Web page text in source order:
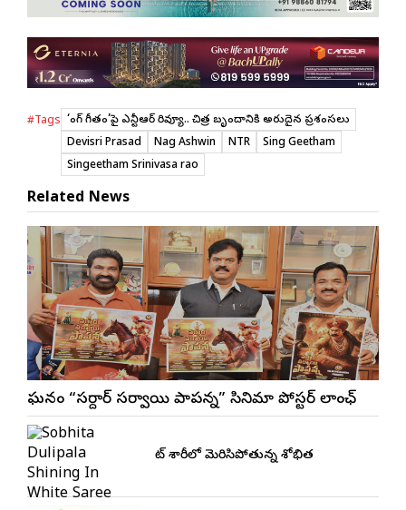
#Tags ‘సింగ్ గీతం’పై ఎన్టీఆర్ రివ్యూ.. చిత్ర బృందానికి అరుదైన ప్రశంసలు
Devisri Prasad
Nag Ashwin NTR
Sing Geetham
Singeetham Srinivasa rao
Related News
ఘనంగా “సర్దార్ సర్వాయి పాపన్న” సినిమా పోస్టర్ లాంఛ్
వైట్ శారీలో మెరిసిపోతున్న శోభిత